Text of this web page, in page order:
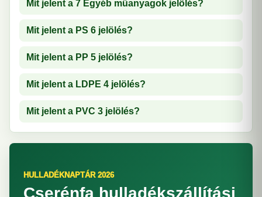
Mit jelent a 7 Egyéb műanyagok jelölés?
Mit jelent a PS 6 jelölés?
Mit jelent a PP 5 jelölés?
Mit jelent a LDPE 4 jelölés?
Mit jelent a PVC 3 jelölés?
HULLADÉKNAPTÁR 2026
Cserénfa hulladékszállítási